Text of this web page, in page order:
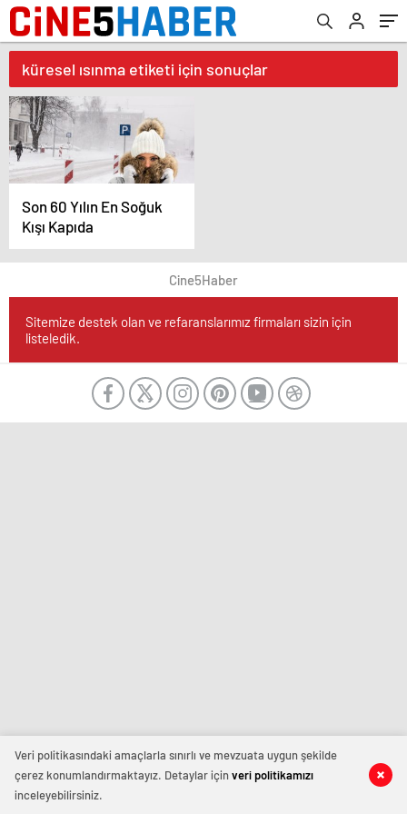
küresel ısınma etiketi için sonuçlar
Son 60 Yılın En Soğuk
Kışı Kapıda
Cine5Haber
Sitemize destek olan ve refaranslarımız firmaları sizin için
listeledik.
Veri politikasındaki amaçlarla sınırlı ve mevzuata uygun şekilde
çerez konumlandırmaktayız. Detaylar içinveri politikamızı
inceleyebilirsiniz.